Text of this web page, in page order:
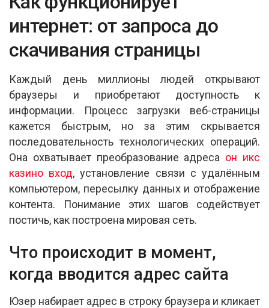
s
A
p
p
b
o
o
k
e
интернет: от запроса до
скачивания страницы
Каждый день миллионы людей открывают
браузеры и приобретают доступность к
информации. Процесс загрузки веб-страницы
кажется быстрым, но за этим скрывается
последовательность технологических операций.
Она охватывает преобразование адреса он икс
казино вход, установление связи с удалённым
компьютером, пересылку данных и отображение
контента. Понимание этих шагов содействует
постичь, как построена мировая сеть.
Что происходит в момент,
когда вводится адрес сайта
Юзер набирает адрес в строку браузера и кликает